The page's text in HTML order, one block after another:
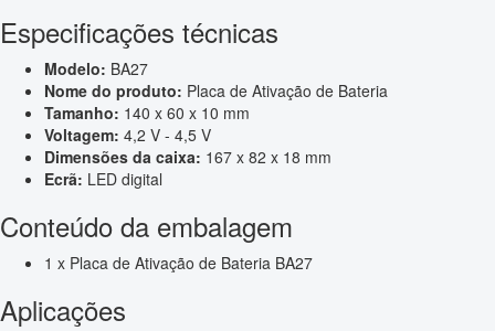
Especificações técnicas
Modelo: BA27
Nome do produto: Placa de Ativação de Bateria
Tamanho: 140 x 60 x 10 mm
Voltagem: 4,2 V - 4,5 V
Dimensões da caixa: 167 x 82 x 18 mm
Ecrã: LED digital
Conteúdo da embalagem
1 x Placa de Ativação de Bateria BA27
Aplicações